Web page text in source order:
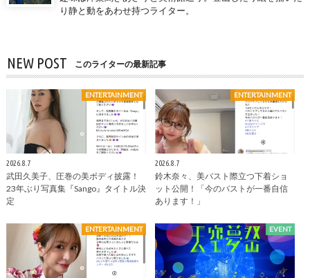
り静と動をあわせ持つライター。
NEW POST このライターの最新記事
ENTERTAINMENT
2026.8.7
武田久美子、圧巻の美ボディ披露！
23年ぶり写真集『Sango』タイトル決
定
ENTERTAINMENT
2026.8.7
鈴木奈々、美バスト際立つ下着ショ
ット公開！「今のバストが一番自信
あります！」
ENTERTAINMENT EVENT